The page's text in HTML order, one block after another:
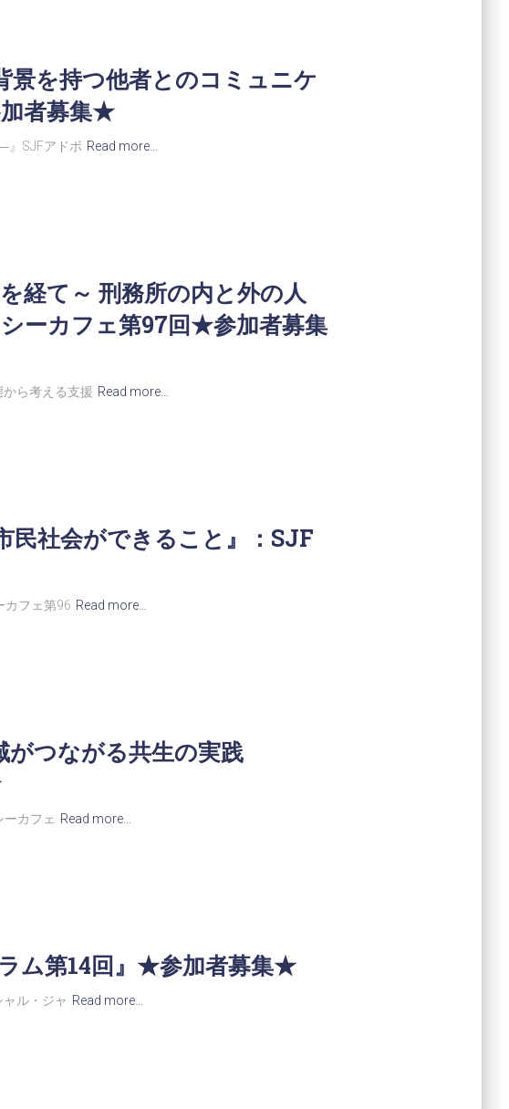
を持つ他者とのコミュニケ
者募集★
』SJFアドボ Read more…
経て～ 刑務所の内と外の人
ーカフェ第97回★参加者募集
ら考える支援 Read more…
民社会ができること』：SJF
カフェ第96 Read more…
つながる共生の実践
カフェ Read more…
ム第14回』★参加者募集★
ル・ジャ Read more…